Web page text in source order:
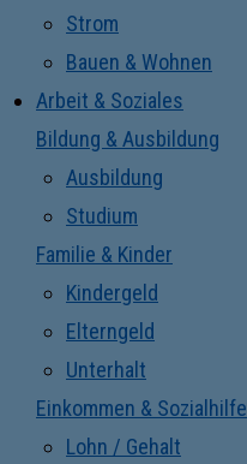
Strom
Bauen & Wohnen
Arbeit & Soziales
Bildung & Ausbildung
Ausbildung
Studium
Familie & Kinder
Kindergeld
Elterngeld
Unterhalt
Einkommen & Sozialhilfe
Lohn / Gehalt